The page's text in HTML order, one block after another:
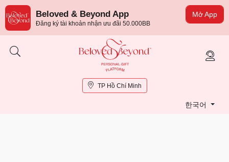
Mở App
Beloved & Beyond App
Đăng ký tài khoản nhận ưu đãi 50.000BB
TP Hồ Chí Minh
한국어